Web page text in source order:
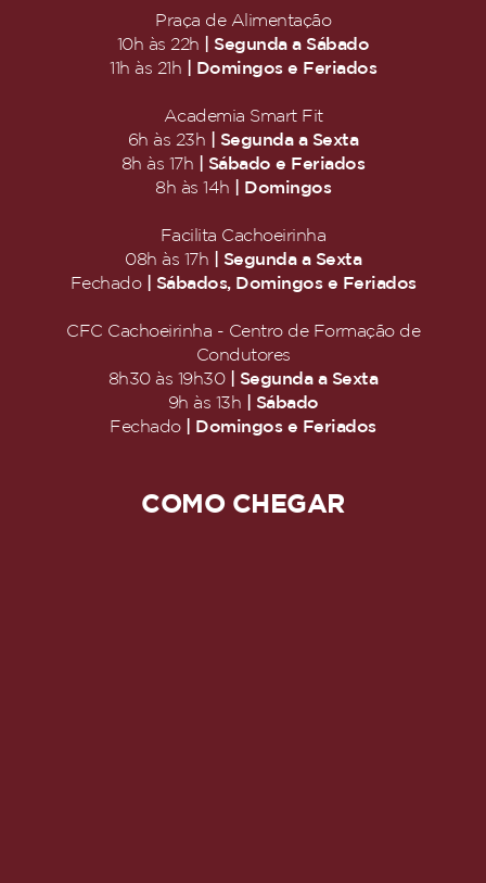
Praça de Alimentação
10h às 22h
| Segunda a Sábado
11h às 21h
| Domingos e Feriados
Academia Smart Fit
6h às 23h
| Segunda a Sexta
8h às 17h
| Sábado e Feriados
8h às 14h
| Domingos
Facilita Cachoeirinha
08h às 17h
| Segunda a Sexta
Fechado
| Sábados, Domingos e Feriados
CFC Cachoeirinha - Centro de Formação de
Condutores
8h30 às 19h30
| Segunda a Sexta
9h às 13h
| Sábado
Fechado
| Domingos e Feriados
COMO CHEGAR